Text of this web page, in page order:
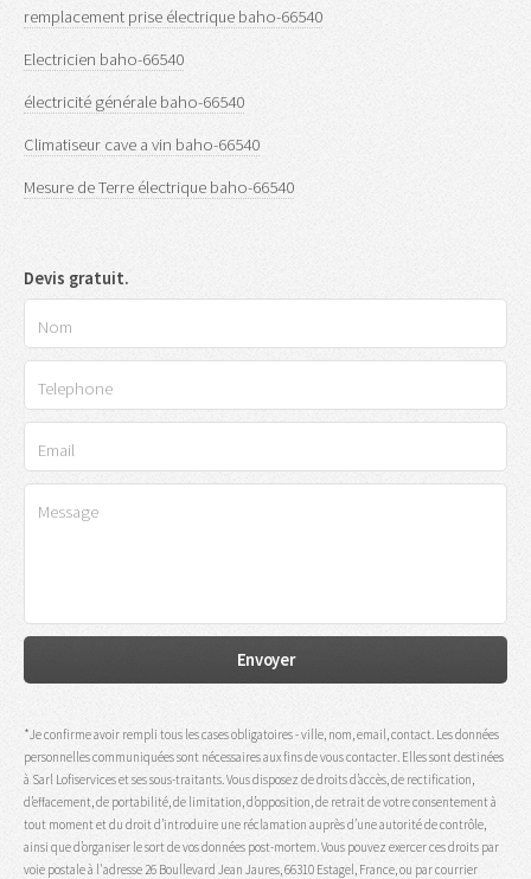
remplacement prise électrique baho-66540
Electricien baho-66540
électricité générale baho-66540
Climatiseur cave a vin baho-66540
Mesure de Terre électrique baho-66540
Devis gratuit.
*Je confirme avoir rempli tous les cases obligatoires - ville, nom, email, contact. Les données
personnelles communiquées sont nécessaires aux fins de vous contacter. Elles sont destinées
à Sarl Lofiservices et ses sous-traitants. Vous disposez de droits d’accès, de rectification,
d’effacement, de portabilité, de limitation, d’opposition, de retrait de votre consentement à
tout moment et du droit d’introduire une réclamation auprès d’une autorité de contrôle,
ainsi que d’organiser le sort de vos données post-mortem. Vous pouvez exercer ces droits par
voie postale à l'adresse 26 Boullevard Jean Jaures, 66310 Estagel, France, ou par courrier